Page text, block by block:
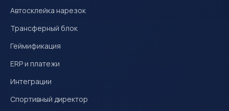
Автосклейка нарезок
Трансферный блок
Геймификация
ERP и платежи
Интеграции
Спортивный директор